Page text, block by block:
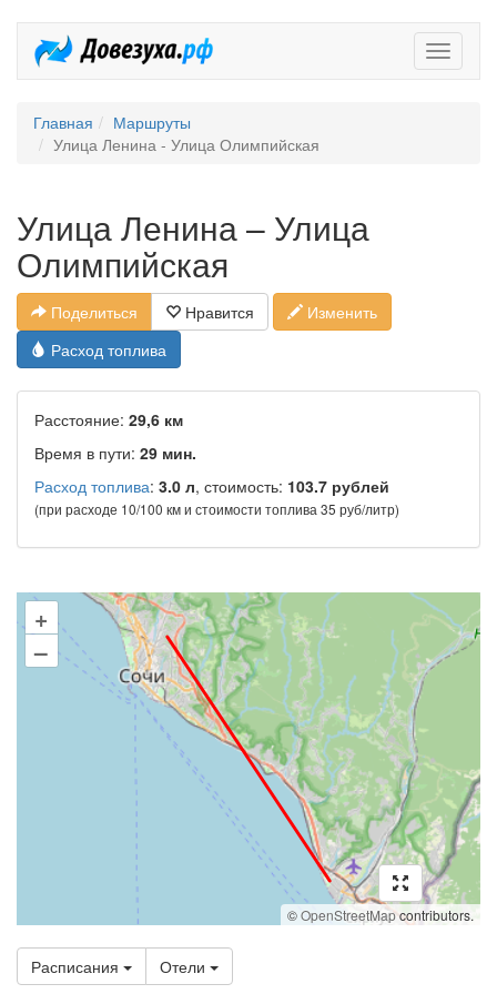
Главная
Маршруты
Улица Ленина - Улица Олимпийская
Улица Ленина – Улица
Олимпийская
Поделиться Нравится
Изменить
Расход топлива
Расстояние: 29,6 км
Время в пути: 29 мин.
Расход топлива: 3.0 л, стоимость: 103.7 рублей
(при расходе 10/100 км и стоимости топлива 35 руб/литр)
+
–
©OpenStreetMapcontributors.
Расписания Отели